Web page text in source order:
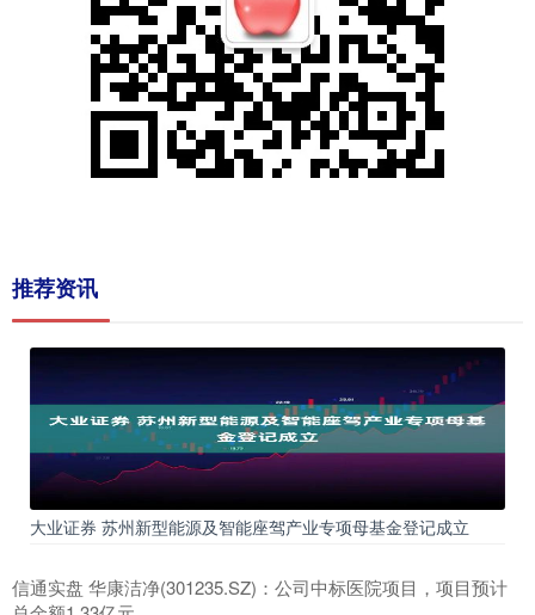
推荐资讯
大业证券 苏州新型能源及智能座驾产业专项母基金登记成立
信通实盘 华康洁净(301235.SZ)：公司中标医院项目，项目预计